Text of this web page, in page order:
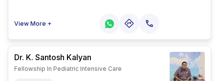
View More +
Dr. K. Santosh Kalyan
Fellowship In Pediatric Intensive Care